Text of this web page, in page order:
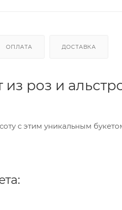
ОПЛАТА ДОСТАВКА
из роз и
с этим уникальным